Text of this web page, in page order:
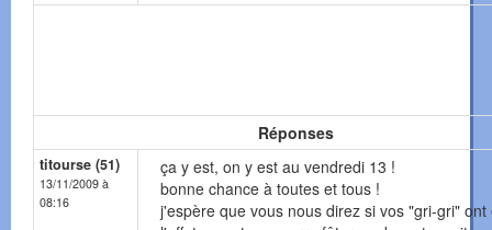
Réponses
titourse (51)
13/11/2009 à
08:16
ça y est, on y est au vendredi 13 !
bonne chance à toutes et tous !
j'espère que vous nous direz si vos "gri-gri" ont